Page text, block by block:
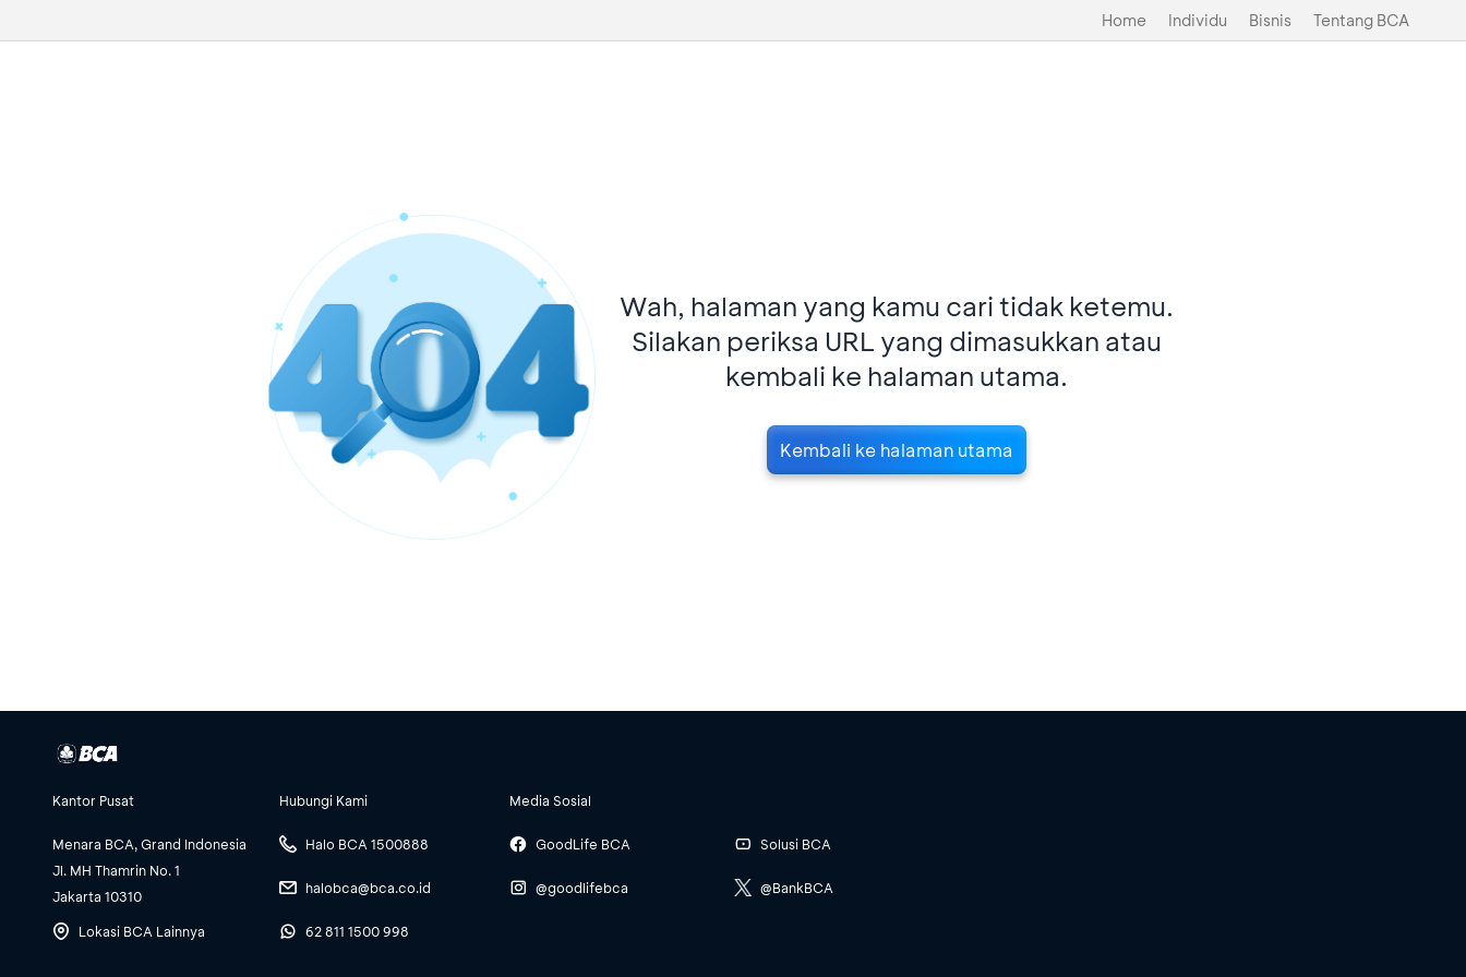
Home Individu Bisnis Tentang BCA
Wah, halaman yang kamu cari tidak ketemu.
Silakan periksa URL yang dimasukkan atau
kembali ke halaman utama.
Kembali ke halaman utama
Kantor Pusat
Menara BCA, Grand Indonesia
Jl. MH Thamrin No. 1
Jakarta 10310
Lokasi BCA Lainnya
Hubungi Kami
Halo BCA 1500888
halobca@bca.co.id
62 811 1500 998
Media Sosial
GoodLife BCA
@goodlifebca
Solusi BCA
@BankBCA